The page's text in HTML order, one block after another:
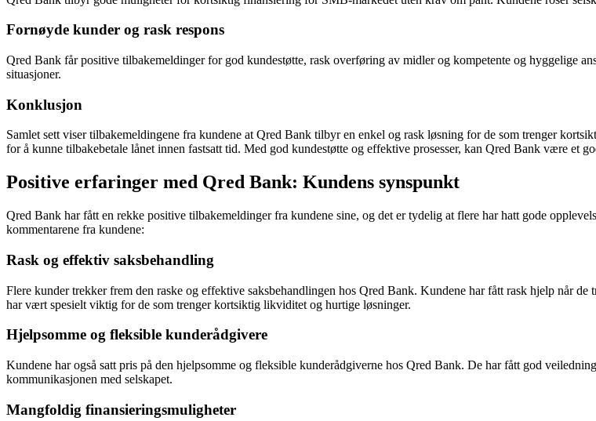
Fornøyde kunder og rask respons
Qred Bank får positive tilbakemeldinger for god kundestøtte, rask overføring av midler og kompetente og hyggelige
situasjoner.
Konklusjon
Samlet sett viser tilbakemeldingene fra kundene at Qred Bank tilbyr en enkel og rask løsning for de som trenger
for å kunne tilbakebetale lånet innen fastsatt tid. Med god kundestøtte og effektive prosesser, kan Qred Bank være et
Positive erfaringer med Qred Bank: Kundens synspunkt
Qred Bank har fått en rekke positive tilbakemeldinger fra kundene sine, og det er tydelig at flere har hatt gode
kommentarene fra kundene:
Rask og effektiv saksbehandling
Flere kunder trekker frem den raske og effektive saksbehandlingen hos Qred Bank. Kundene har fått rask hjelp når
har vært spesielt viktig for de som trenger kortsiktig likviditet og hurtige løsninger.
Hjelpsomme og fleksible kunderådgivere
Kundene har også satt pris på den hjelpsomme og fleksible kunderådgiverne hos Qred Bank. De har fått god
kommunikasjonen med selskapet.
Mangfoldig finansieringsmuligheter